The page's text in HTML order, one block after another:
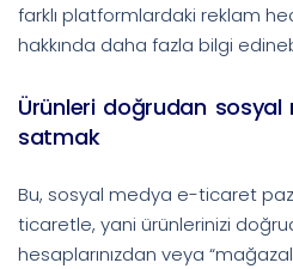
farklı platformlardaki reklam
hakkında daha fazla bilgi
Ürünleri doğrudan sosyal
satmak
Bu, sosyal medya e-ticaret
ticaretle, yani ürünlerinizi
hesaplarınızdan veya